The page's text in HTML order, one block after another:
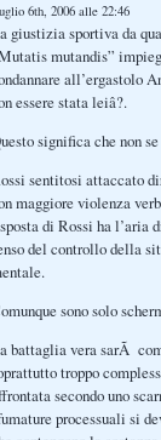
6th, 2006 alle 22:46
giustizia sportiva da
mutandis”
all’ergastolo
essere stata leiâ?.
significa che non
sentitosi attaccato
maggiore violenza
di Rossi ha l’aria
del controllo della
sono solo
battaglia vera sarÃ
troppo
secondo uno
processuali si